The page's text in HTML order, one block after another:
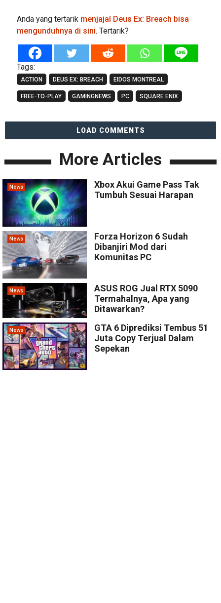
Anda yang tertarik menjajal Deus Ex: Breach bisa
mengunduhnya di sini. Tertarik?
Tags:
ACTION DEUS EX: BREACH EIDOS MONTREAL
FREE-TO-PLAY GAMINGNEWS PC SQUARE ENIX
LOAD COMMENTS
More Articles
News
Xbox Akui Game Pass Tak
Tumbuh Sesuai Harapan
News
Forza Horizon 6 Sudah
Dibanjiri Mod dari
Komunitas PC
News
ASUS ROG Jual RTX 5090
Termahalnya, Apa yang
Ditawarkan?
News
GTA 6 Diprediksi Tembus 51
Juta Copy Terjual Dalam
Sepekan